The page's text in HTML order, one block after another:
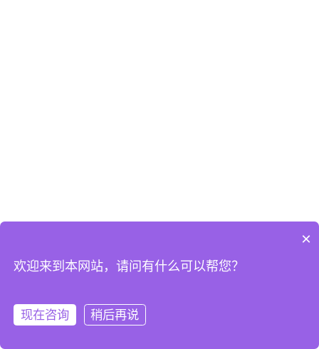
×
欢迎来到本网站，请问有什么可以帮您？
现在咨询 稍后再说